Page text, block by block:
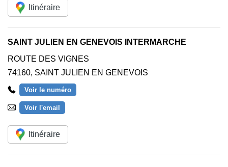
Itinéraire
SAINT JULIEN EN GENEVOIS INTERMARCHE
ROUTE DES VIGNES
74160, SAINT JULIEN EN GENEVOIS
Voir le numéro
Voir l'email
Itinéraire